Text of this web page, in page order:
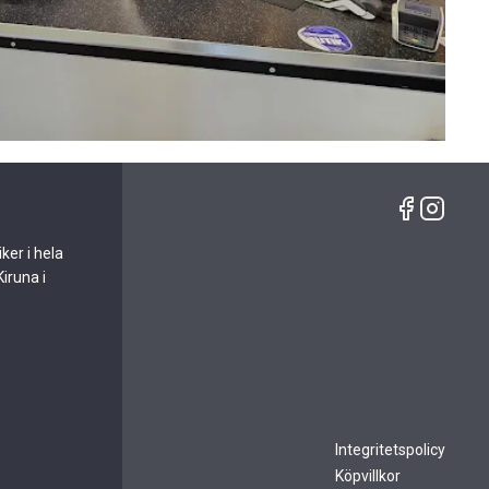
i hela
i
Integritetspolicy
Köpvillkor